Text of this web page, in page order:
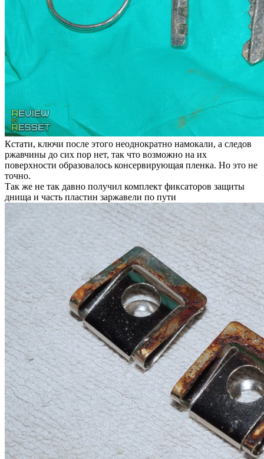
Кстати, ключи после этого неоднократно намокали, а следов
ржавчины до сих пор нет, так что возможно на их
поверхности образовалось консервирующая пленка. Но это не
точно.
Так же не так давно получил комплект фиксаторов защиты
днища и часть пластин заржавели по пути